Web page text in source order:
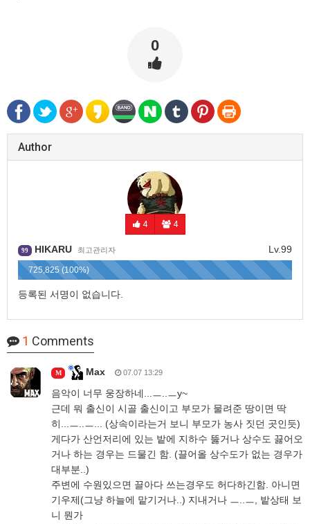
0
Author
4 4
Lv.99
99 HIKARU 최고관리자
725,825 (100%)
등록된 서명이 없습니다.
1 Comments
M Max 07.07 13:29
음악이 너무 웅장하네...ㅡ..ㅡy~
근데 뭐 출신이 시골 출신이고 부모가 물려준 땅이면 딱
히...ㅡ..ㅡ... (상속이라는거 보니 부모가 농사 짓던 곳인듯)
게다가 산언저리에 있는 밭에 지하수 뚫거나 상수도 끓어오
거나 하는 경우는 드물긴 함. (끌어올 상수도가 없는 경우가
대부분..)
주변에 수원있으면 끌아다 쓰는경우도 허다하긴함. 아니면
기우제(그냥 하늘에 맡기거나..) 지내거나 ㅡ..ㅡ, 밭상태 보
니 뭔가